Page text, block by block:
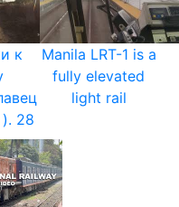
к
28
Manila LRT-1 is a
fully elevated
light rail